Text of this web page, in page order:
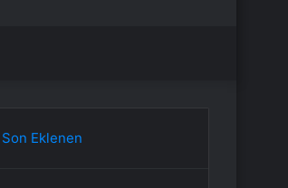
Son Eklenen